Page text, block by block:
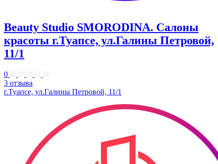
Beauty Studio SMORODINA. Салоны
красоты г.Туапсе, ул.Галины Петровой,
11/1
0
3 отзыва
г.Туапсе, ул.Галины Петровой, 11/1